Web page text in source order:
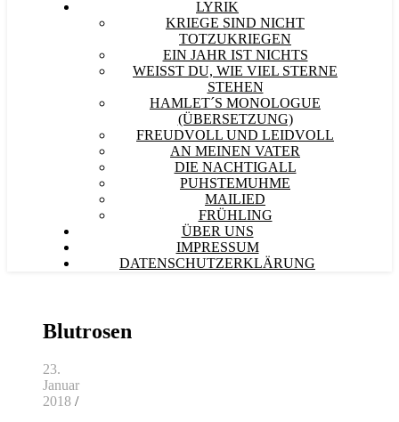
LYRIK
KRIEGE SIND NICHT
TOTZUKRIEGEN
EIN JAHR IST NICHTS
WEISST DU, WIE VIEL STERNE S
TEHEN
HAMLET´S MONOLOGUE
(ÜBERSETZUNG)
FREUDVOLL UND LEIDVOLL
AN MEINEN VATER
DIE NACHTIGALL
PUHSTEMUHME
MAILIED
FRÜHLING
ÜBER UNS
IMPRESSUM
DATENSCHUTZERKLÄRUNG
Blutrosen
23.
Januar
2018 /